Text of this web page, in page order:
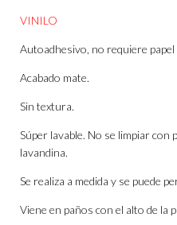
VINILO
Autoadhesivo, no requiere papel
Acabado mate.
Sin textura.
Súper lavable. No se limpiar
lavandina.
Se realiza a medida y se puede
Viene en paños con el alto de la